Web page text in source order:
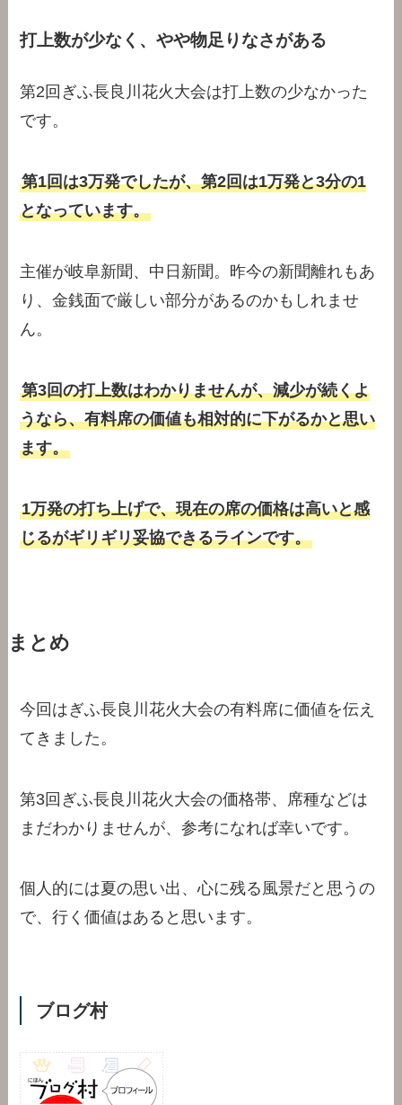
打上数が少なく、やや物足りなさがある
第2回ぎふ長良川花火大会は打上数の少なかった
です。
第1回は3万発でしたが、第2回は1万発と3分の1
となっています。
主催が岐阜新聞、中日新聞。昨今の新聞離れもあ
り、金銭面で厳しい部分があるのかもしれませ
ん。
第3回の打上数はわかりませんが、減少が続くよ
うなら、有料席の価値も相対的に下がるかと思い
ます。
1万発の打ち上げで、現在の席の価格は高いと感
じるがギリギリ妥協できるラインです。
まとめ
今回はぎふ長良川花火大会の有料席に価値を伝え
てきました。
第3回ぎふ長良川花火大会の価格帯、席種などは
まだわかりませんが、参考になれば幸いです。
個人的には夏の思い出、心に残る風景だと思うの
で、行く価値はあると思います。
ブログ村